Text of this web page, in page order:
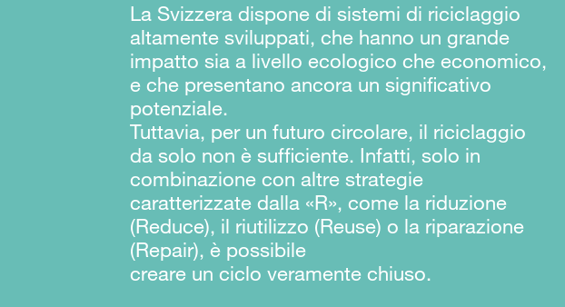
La Svizzera dispone di sistemi di riciclaggio
altamente sviluppati, che hanno un grande
impatto sia a livello ecologico che economico,
e che presentano ancora un significativo
potenziale.
Tuttavia, per un futuro circolare, il riciclaggio
da solo non è sufficiente. Infatti, solo in
combinazione con altre strategie
caratterizzate dalla «R», come la riduzione
(Reduce), il riutilizzo (Reuse) o la riparazione
(Repair), è possibile
creare un ciclo veramente chiuso.